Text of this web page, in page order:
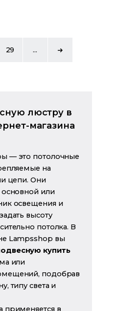
29 ...
люстру в
магазина
— это потолочные
на
цепи. Они
основной или
освещения и
высоту
потолка. В
Lampsshop вы
купить
или
подобрав
типу света и
применяется в